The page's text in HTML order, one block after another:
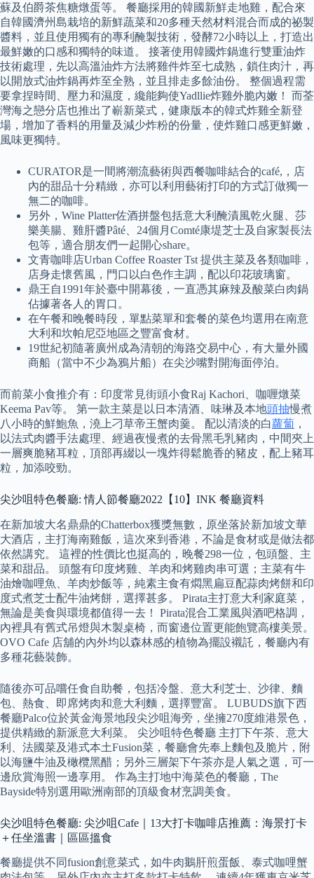
蘇及伯爵茶焦糖燉蛋等。 餐廳採用的韓國新鮮走地雞，配合來
自韓國濟州島栽培的新鮮蔬菜和20多種天然材料混合而成的祕製
醬料，並且使用獨有的專利醃製技術，發酵72小時以上，打造出
最鮮嫩的口感和獨特的味道。 接著使用韓國炸鍋進行雙重油炸
技術處理，先以高溫油炸方法將雞件炸至七成熟，鎖住肉汁，再
以開放式油炸鍋再炸至全熟，並且排走多餘油份。 整個過程需
要拿捏時間、壓力和濕度，纔能夠使Yadllie炸雞外脆內嫩！ 而荃
灣海之戀分店也推出了嶄新菜式，健康版本的韓式炸雞全新登
場，增加了香料的用量及減少炸粉的份量，使炸雞口感更鮮嫩，
風味更獨特。
CURATOR是一間將潮流藝術與西餐咖啡結合的café,，店
內的甜品十分精緻，亦可以利用藝術打印的方式訂做獨一
無二的咖啡。
另外，Wine Platter佐酒拼盤包括意大利醃漬風乾火腿、莎
樂美腸、雞肝醬Pâté、24個月Comté康堤芝士及自家製長法
包等，適合朋友們一起開心share。
文青咖啡店Urban Coffee Roaster Tst 提供主菜及各類咖啡，
店身走懷舊風，門口以白色作主調，配以印花玻璃窗。
鼎王自1991年於臺中開幕後，一直憑其麻辣及酸菜白肉鍋
佔據著各人的胃口。
在午餐和晚餐時段，單點菜單和套餐的菜色均選用在南意
大利和坎帕尼亞地區之豐富食材。
19世紀初隨著廣州成為清朝的海路交易中心，有大量外國
商船（當中不少為鴉片船）在尖沙嘴對開海面停泊。
而前菜小食推介有：印度常見街頭小食Raj Kachori、咖喱燉菜
Keema Pav等。 第一款主菜是以日本清酒、味琳及本地頭抽慢煮
八小時的鮮鮑魚，澆上刁草帝王蟹肉羹。 配以清淡的白蘿蔔 ，
以法式肉醬手法處理、經過夜慢煮的去骨黑毛乳豬肉，中間夾上
一層爽脆豬耳粒，頂部再綴以一塊炸得鬆脆香的豬皮，配上豬耳
粒，加添咬勁。
尖沙咀特色餐廳: 情人節餐廳2022【10】INK 餐廳資料
在新加坡大名鼎鼎的Chatterbox獲獎無數，原坐落於新加坡文華
大酒店，主打海南雞飯，這次來到香港，不論是食材或是做法都
依然講究。 這裡的性價比也挺高的，晚餐298一位，包頭盤、主
菜和甜品。 頭盤有印度烤雞、羊肉和烤雞肉串可選；主菜有牛
油燴咖哩魚、羊肉炒飯等，純素主食有燜黑扁豆配蒜肉烤餅和印
度式煮芝士配牛油烤餅，選擇甚多。 Pirata主打意大利家庭菜，
無論是美食與環境都值得一去！ Pirata混合工業風與酒吧格調，
內裡具有舊式吊燈與木製桌椅，而窗邊位置更能飽覽高樓美景。
OVO Cafe 店舖的內外均以森林感的植物為擺設襯託，餐廳內有
多種花藝裝飾。
隨後亦可品嚐任食自助餐，包括冷盤、意大利芝士、沙律、麵
包、熱食、即席烤肉和意大利麵，選擇豐富。 LUBUDS旗下西
餐廳Palco位於黃金海景地段尖沙咀海旁，坐擁270度維港景色，
提供精緻的新派意大利菜。 尖沙咀特色餐廳 主打下午茶、意大
利、法國菜及港式本土Fusion菜，餐廳會先奉上麵包及脆片，附
以海鹽牛油及橄欖黑醋；另外三層架下午茶亦是人氣之選，可一
邊欣賞海照一邊享用。 作為主打地中海菜色的餐廳，The
Bayside特別選用歐洲南部的頂級食材烹調美食。
尖沙咀特色餐廳: 尖沙咀Cafe｜13大打卡咖啡店推薦：海景打卡
＋任坐溫書｜區區搵食
餐廳提供不同fusion創意菜式，如牛肉鵝肝煎蛋飯、泰式咖哩蟹